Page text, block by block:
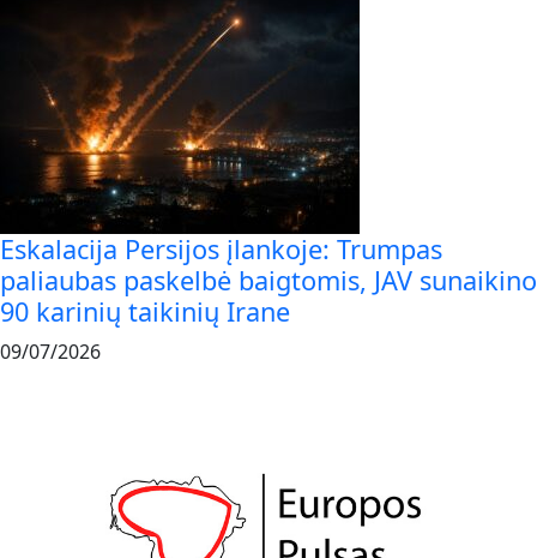
Eskalacija Persijos įlankoje: Trumpas
paliaubas paskelbė baigtomis, JAV sunaikino
90 karinių taikinių Irane
09/07/2026